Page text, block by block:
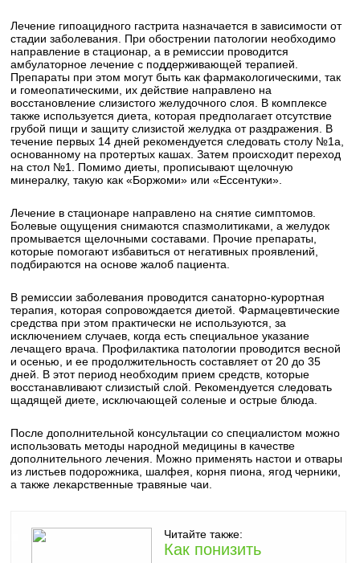
Лечение гипоацидного гастрита назначается в зависимости от
стадии заболевания. При обострении патологии необходимо
направление в стационар, а в ремиссии проводится
амбулаторное лечение с поддерживающей терапией.
Препараты при этом могут быть как фармакологическими, так
и гомеопатическими, их действие направлено на
восстановление слизистого желудочного слоя. В комплексе
также используется диета, которая предполагает отсутствие
грубой пищи и защиту слизистой желудка от раздражения. В
течение первых 14 дней рекомендуется следовать столу №1а,
основанному на протертых кашах. Затем происходит переход
на стол №1. Помимо диеты, прописывают щелочную
минералку, такую как «Боржоми» или «Ессентуки».
Лечение в стационаре направлено на снятие симптомов.
Болевые ощущения снимаются спазмолитиками, а желудок
промывается щелочными составами. Прочие препараты,
которые помогают избавиться от негативных проявлений,
подбираются на основе жалоб пациента.
В ремиссии заболевания проводится санаторно-курортная
терапия, которая сопровождается диетой. Фармацевтические
средства при этом практически не используются, за
исключением случаев, когда есть специальное указание
лечащего врача. Профилактика патологии проводится весной
и осенью, и ее продолжительность составляет от 20 до 35
дней. В этот период необходим прием средств, которые
восстанавливают слизистый слой. Рекомендуется следовать
щадящей диете, исключающей соленые и острые блюда.
После дополнительной консультации со специалистом можно
использовать методы народной медицины в качестве
дополнительного лечения. Можно применять настои и отвары
из листьев подорожника, шалфея, корня пиона, ягод черники,
а также лекарственные травяные чаи.
Читайте также:
Как понизить